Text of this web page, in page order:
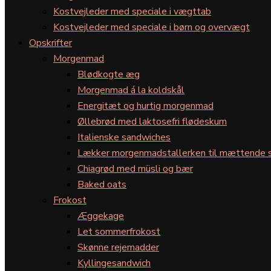
Kostvejleder med speciale i vægttab
Kostvejleder med speciale i børn og overvægt
Opskrifter
Morgenmad
Blødkogte æg
Morgenmad á la koldskål
Energitæt og hurtig morgenmad
Øllebrød med laktosefri flødeskum
Italienske sandwiches
Lækker morgenmadstallerken til mættende
Chiagrød med müsli og bær
Baked oats
Frokost
Æggekage
Let sommerfrokost
Skønne rejemadder
Kyllingesandwich